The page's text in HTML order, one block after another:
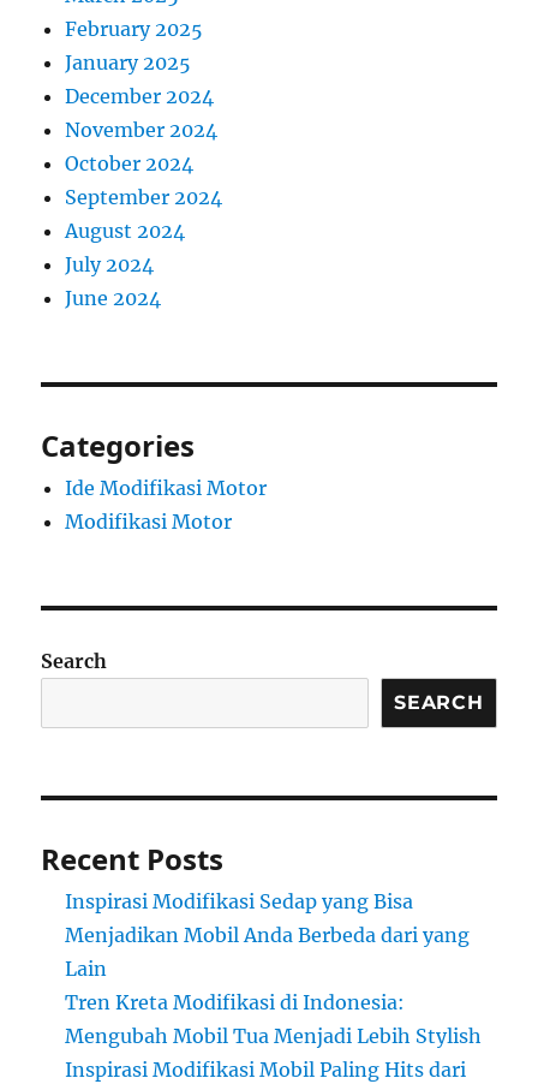
February 2025
January 2025
December 2024
November 2024
October 2024
September 2024
August 2024
July 2024
June 2024
Categories
Ide Modifikasi Motor
Modifikasi Motor
Search
SEARCH
Recent Posts
Inspirasi Modifikasi Sedap yang Bisa
Menjadikan Mobil Anda Berbeda dari yang
Lain
Tren Kreta Modifikasi di Indonesia:
Mengubah Mobil Tua Menjadi Lebih Stylish
Inspirasi Modifikasi Mobil Paling Hits dari